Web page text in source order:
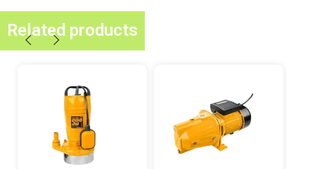
Related products